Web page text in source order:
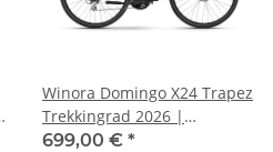
Winora Domingo X24 Trapez
Trekkingrad 2026 |
BRANDIED PEARS glänzend
699,00 € *